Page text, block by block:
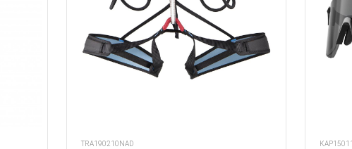
TRA190210NAD